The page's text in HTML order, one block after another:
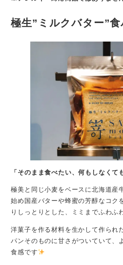
極生”ミルクバター”食
「そのまま食べたい、何もしなくて
極美と同じ小麦をベースに北海道産
始め国産バターや蜂蜜の芳醇なコク
りしっとりとした、ミミまでふわふ
洋菓子を作る材料を生かして作られ
パンそのものに甘さがついていて、
食感です